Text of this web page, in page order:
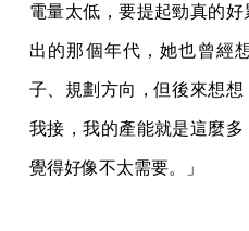
電量太低，要提起勁真的
出的那個年代，她也曾經
子、規劃方向，但後來想
我接，我的產能就是這麼
覺得好像不太需要。」